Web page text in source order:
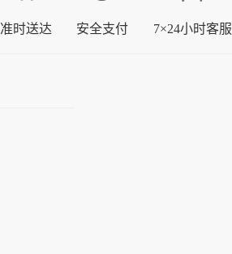
准时送达 安全支付 7×24小时客服